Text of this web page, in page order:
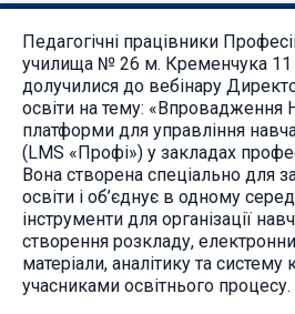
Педагогічні працівники
училища № 26 м. Кременчука 11
долучилися до вебінару
освіти на тему: «Впровадження
платформи для управління
(LMS «Профі») у закладах
Вона створена спеціально для
освіти і об’єднує в одному
інструменти для організації
створення розкладу,
матеріали, аналітику та систему
учасниками освітнього процесу.